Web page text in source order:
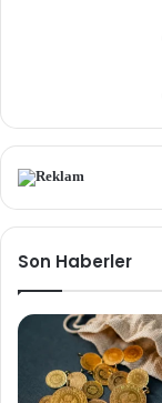
Son Haberler